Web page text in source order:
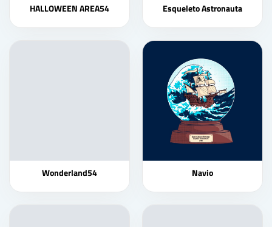
HALLOWEEN AREA54 Esqueleto Astronauta
Wonderland54 Navio